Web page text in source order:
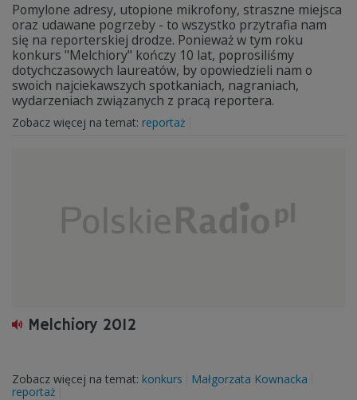
Pomylone adresy, utopione mikrofony, straszne miejsca
oraz udawane pogrzeby - to wszystko przytrafia nam
się na reporterskiej drodze. Ponieważ w tym roku
konkurs "Melchiory" kończy 10 lat, poprosiliśmy
dotychczasowych laureatów, by opowiedzieli nam o
swoich najciekawszych spotkaniach, nagraniach,
wydarzeniach związanych z pracą reportera.
Zobacz więcej na temat: reportaż
Melchiory 2012
Zobacz więcej na temat: konkurs
Małgorzata Kownacka
reportaż